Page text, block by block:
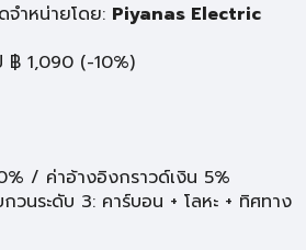
จำหน่ายโดย: Piyanas Electric
฿ 1,090 (-10%)
/ ค่าอ้างอิงกราวด์เงิน 5%
กวนระดับ 3: คาร์บอน + โลหะ + ทิศทาง